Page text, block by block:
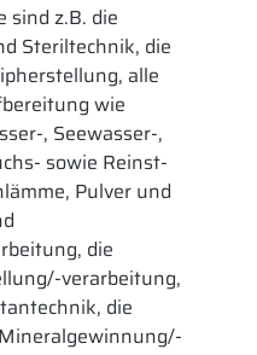
sind z.B. die
Steriltechnik, die
alle
wie
, Seewasser-,
sowie Reinst-
Pulver und
die
verarbeitung,
die